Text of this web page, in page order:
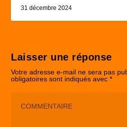
31 décembre 2024
Laisser une réponse
Votre adresse e-mail ne sera pas
obligatoires sont indiqués avec*